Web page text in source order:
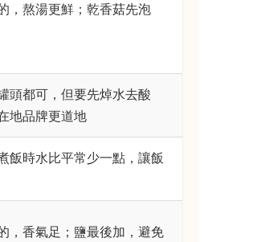
，熬湯更鮮；乾香菇先泡
頭都可，但要先焯水去酸
地品牌更道地
飯時水比平常少一點，讓飯
，香氣足；鹽最後加，避免